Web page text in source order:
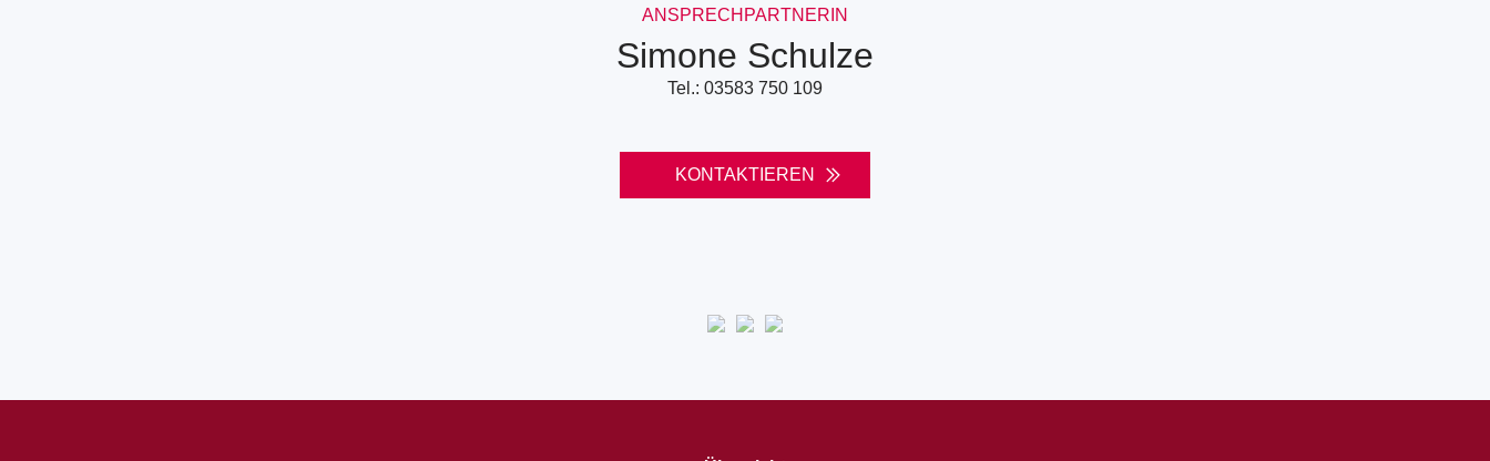
ANSPRECHPARTNERIN
Simone Schulze
Tel.: 03583 750 109
KONTAKTIEREN